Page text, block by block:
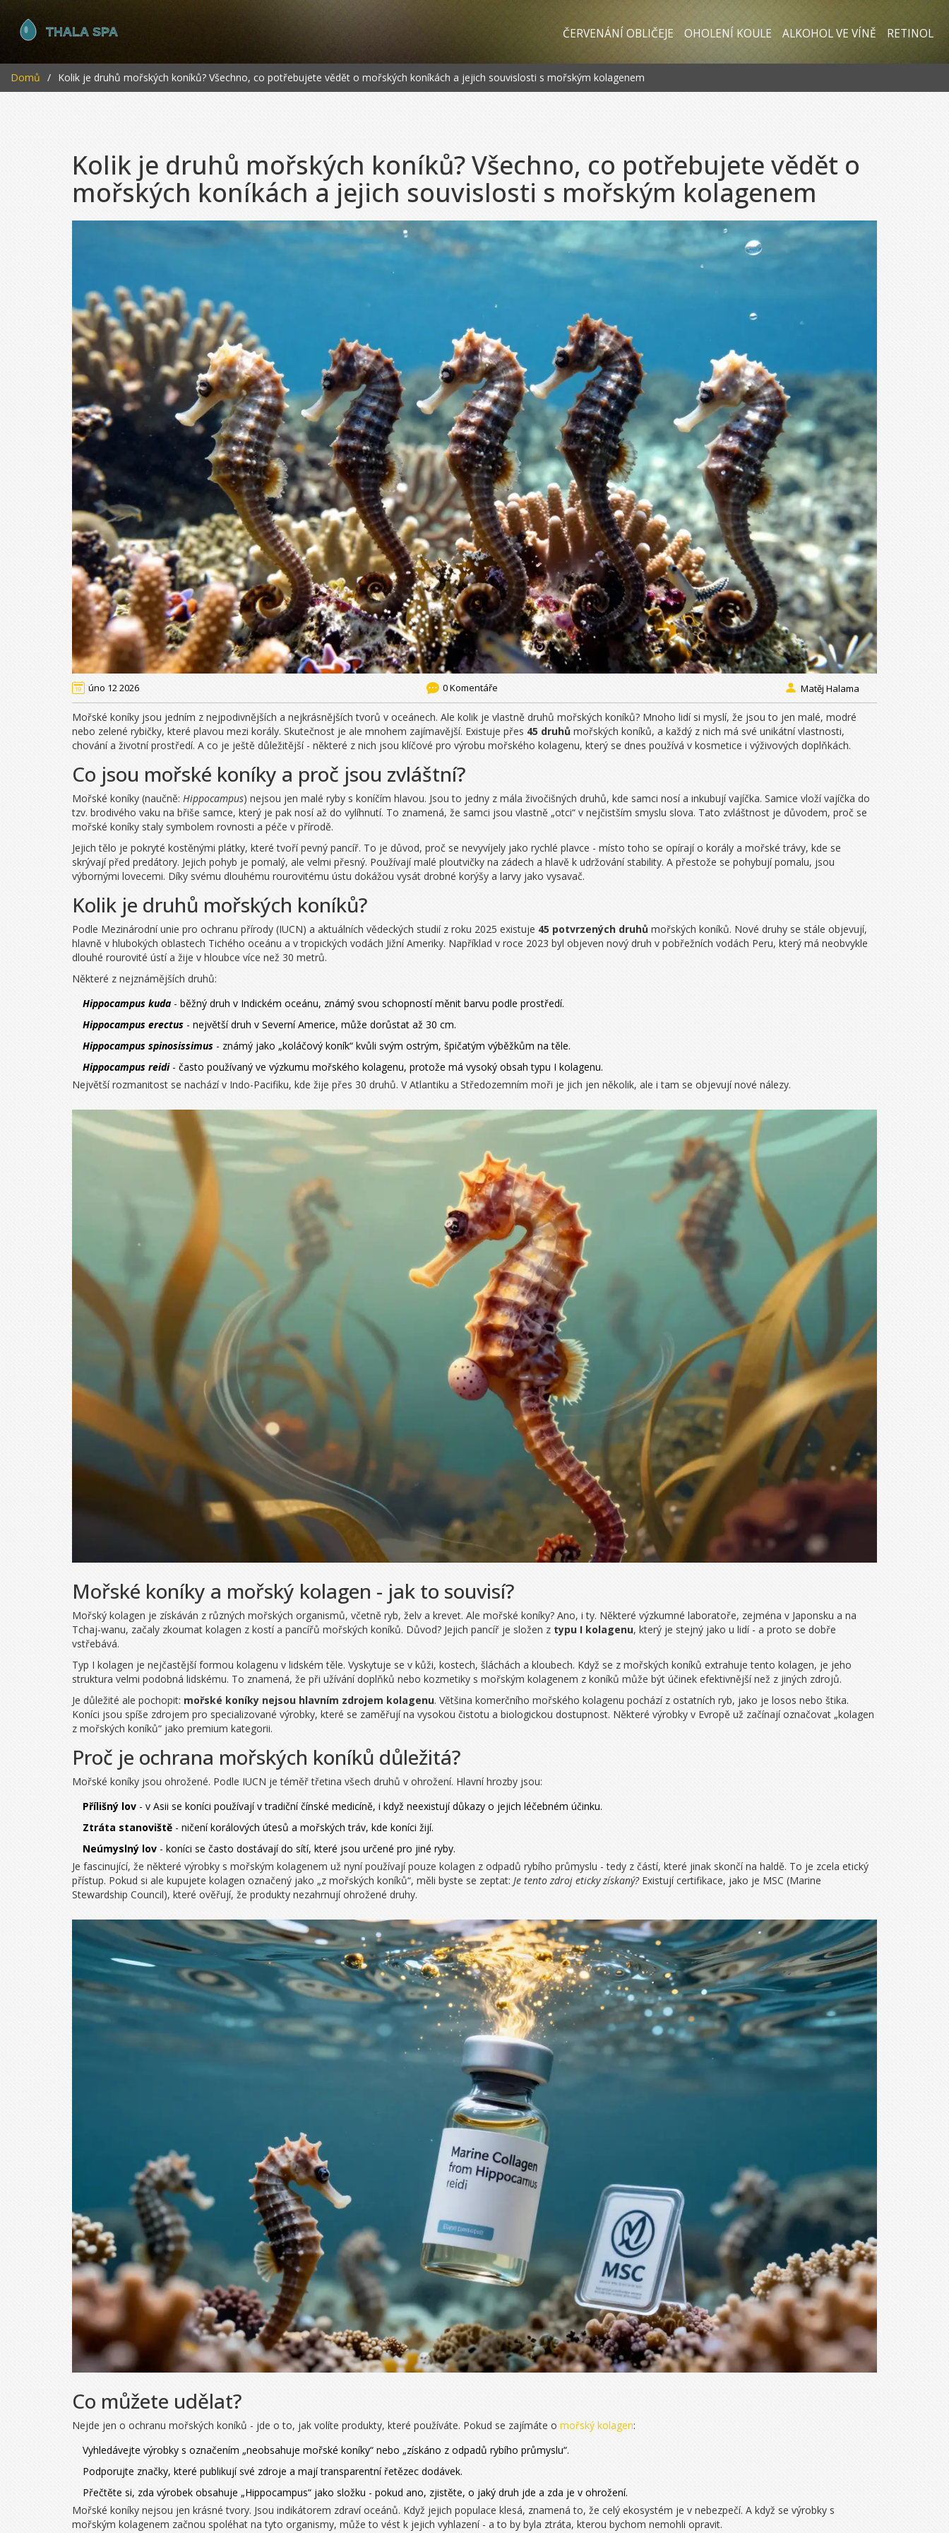
ČERVENÁNÍ OBLIČEJE OHOLENÍ KOULE ALKOHOL VE VÍNĚ RETINOL
Domů Kolik je druhů mořských koníků? Všechno, co potřebujete vědět o mořských koníkách a jejich souvislosti s mořským kolagenem
Kolik je druhů mořských koníků? Všechno, co potřebujete vědět o
mořských koníkách a jejich souvislosti s mořským kolagenem
úno 12 2026 0 Komentáře Matěj Halama
Mořské koníky jsou jedním z nejpodivnějších a nejkrásnějších tvorů v oceánech. Ale kolik je vlastně druhů mořských koníků? Mnoho lidí si myslí, že jsou to jen malé, modré
nebo zelené rybičky, které plavou mezi korály. Skutečnost je ale mnohem zajímavější. Existuje přes 45 druhů mořských koníků, a každý z nich má své unikátní vlastnosti,
chování a životní prostředí. A co je ještě důležitější - některé z nich jsou klíčové pro výrobu mořského kolagenu, který se dnes používá v kosmetice i výživových doplňkách.
Co jsou mořské koníky a proč jsou zvláštní?
Mořské koníky (naučně: Hippocampus) nejsou jen malé ryby s koníčím hlavou. Jsou to jedny z mála živočišných druhů, kde samci nosí a inkubují vajíčka. Samice vloží vajíčka do
tzv. brodivého vaku na břiše samce, který je pak nosí až do vylíhnutí. To znamená, že samci jsou vlastně „otci“ v nejčistším smyslu slova. Tato zvláštnost je důvodem, proč se
mořské koníky staly symbolem rovnosti a péče v přírodě.
Jejich tělo je pokryté kostěnými plátky, které tvoří pevný pancíř. To je důvod, proč se nevyvíjely jako rychlé plavce - místo toho se opírají o korály a mořské trávy, kde se
skrývají před predátory. Jejich pohyb je pomalý, ale velmi přesný. Používají malé ploutvičky na zádech a hlavě k udržování stability. A přestože se pohybují pomalu, jsou
výbornými lovecemi. Díky svému dlouhému rourovitému ústu dokážou vysát drobné korýšy a larvy jako vysavač.
Kolik je druhů mořských koníků?
Podle Mezinárodní unie pro ochranu přírody (IUCN) a aktuálních vědeckých studií z roku 2025 existuje 45 potvrzených druhů mořských koníků. Nové druhy se stále objevují,
hlavně v hlubokých oblastech Tichého oceánu a v tropických vodách Jižní Ameriky. Například v roce 2023 byl objeven nový druh v pobřežních vodách Peru, který má neobvykle
dlouhé rourovité ústí a žije v hloubce více než 30 metrů.
Některé z nejznámějších druhů:
Hippocampus kuda - běžný druh v Indickém oceánu, známý svou schopností měnit barvu podle prostředí.
Hippocampus erectus - největší druh v Severní Americe, může dorůstat až 30 cm.
Hippocampus spinosissimus - známý jako „koláčový koník“ kvůli svým ostrým, špičatým výběžkům na těle.
Hippocampus reidi- často používaný ve výzkumu mořského kolagenu, protože má vysoký obsah typu I kolagenu.
Největší rozmanitost se nachází v Indo-Pacifiku, kde žije přes 30 druhů. V Atlantiku a Středozemním moři je jich jen několik, ale i tam se objevují nové nálezy.
Mořské koníky a mořský kolagen - jak to souvisí?
Mořský kolagen je získáván z různých mořských organismů, včetně ryb, želv a krevet. Ale mořské koníky? Ano, i ty. Některé výzkumné laboratoře, zejména v Japonsku a na
Tchaj-wanu, začaly zkoumat kolagen z kostí a pancířů mořských koníků. Důvod? Jejich pancíř je složen z typu I kolagenu, který je stejný jako u lidí - a proto se dobře
vstřebává.
Typ I kolagen je nejčastější formou kolagenu v lidském těle. Vyskytuje se v kůži, kostech, šláchách a kloubech. Když se z mořských koníků extrahuje tento kolagen, je jeho
struktura velmi podobná lidskému. To znamená, že při užívání doplňků nebo kozmetiky s mořským kolagenem z koníků může být účinek efektivnější než z jiných zdrojů.
Je důležité ale pochopit: mořské koníky nejsou hlavním zdrojem kolagenu. Většina komerčního mořského kolagenu pochází z ostatních ryb, jako je losos nebo štika.
Koníci jsou spíše zdrojem pro specializované výrobky, které se zaměřují na vysokou čistotu a biologickou dostupnost. Některé výrobky v Evropě už začínají označovat „kolagen
z mořských koníků“ jako premium kategorii.
Proč je ochrana mořských koníků důležitá?
Mořské koníky jsou ohrožené. Podle IUCN je téměř třetina všech druhů v ohrožení. Hlavní hrozby jsou:
Přílišný lov - v Asii se koníci používají v tradiční čínské medicíně, i když neexistují důkazy o jejich léčebném účinku.
Ztráta stanoviště - ničení korálových útesů a mořských tráv, kde koníci žijí.
Neúmyslný lov - koníci se často dostávají do sítí, které jsou určené pro jiné ryby.
Je fascinující, že některé výrobky s mořským kolagenem už nyní používají pouze kolagen z odpadů rybího průmyslu - tedy z částí, které jinak skončí na haldě. To je zcela etický
přístup. Pokud si ale kupujete kolagen označený jako „z mořských koníků“, měli byste se zeptat: Je tento zdroj eticky získaný?Existují certifikace, jako je MSC (Marine
Stewardship Council), které ověřují, že produkty nezahrnují ohrožené druhy.
Co můžete udělat?
Nejde jen o ochranu mořských koníků - jde o to, jak volíte produkty, které používáte. Pokud se zajímáte o mořský kolagen:
Vyhledávejte výrobky s označením „neobsahuje mořské koníky“ nebo „získáno z odpadů rybího průmyslu“.
Podporujte značky, které publikují své zdroje a mají transparentní řetězec dodávek.
Přečtěte si, zda výrobek obsahuje „Hippocampus“ jako složku - pokud ano, zjistěte, o jaký druh jde a zda je v ohrožení.
Mořské koníky nejsou jen krásné tvory. Jsou indikátorem zdraví oceánů. Když jejich populace klesá, znamená to, že celý ekosystém je v nebezpečí. A když se výrobky s
mořským kolagenem začnou spoléhat na tyto organismy, může to vést k jejich vyhlazení - a to by byla ztráta, kterou bychom nemohli opravit.